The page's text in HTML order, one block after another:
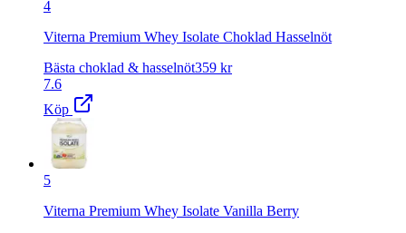
4
Viterna Premium Whey Isolate Choklad Hasselnöt
Bästa choklad & hasselnöt359 kr
7.6
Köp
5
Viterna Premium Whey Isolate Vanilla Berry